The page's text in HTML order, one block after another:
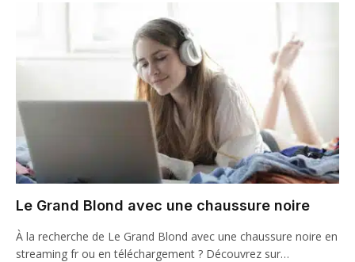
Le Grand Blond avec une chaussure noire
À la recherche de Le Grand Blond avec une chaussure noire en
streaming fr ou en téléchargement ? Découvrez sur…